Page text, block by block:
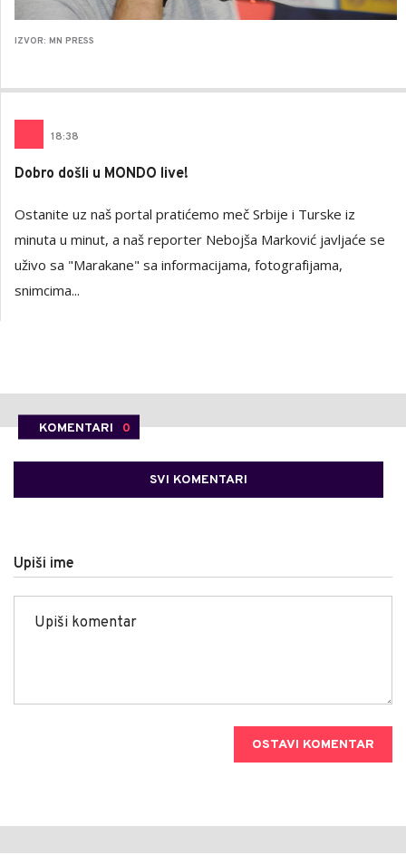
IZVOR: MN PRESS
18:38
Dobro došli u MONDO live!
Ostanite uz naš portal pratićemo meč Srbije i Turske iz
minuta u minut, a naš reporter Nebojša Marković javljaće se
uživo sa "Marakane" sa informacijama, fotografijama,
snimcima...
KOMENTARI 0
SVI KOMENTARI
Upiši ime
OSTAVI KOMENTAR